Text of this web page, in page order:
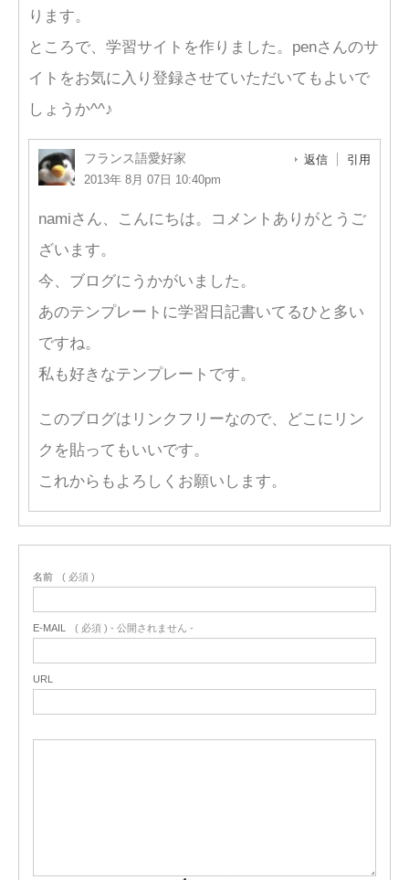
ります。
ところで、学習サイトを作りました。penさんのサ
イトをお気に入り登録させていただいてもよいで
しょうか^^♪
フランス語愛好家
2013年 8月 07日 10:40pm
返信 引用
namiさん、こんにちは。コメントありがとうご
ざいます。
今、ブログにうかがいました。
あのテンプレートに学習日記書いてるひと多い
ですね。
私も好きなテンプレートです。
このブログはリンクフリーなので、どこにリン
クを貼ってもいいです。
これからもよろしくお願いします。
名前 ( 必須 )
E-MAIL ( 必須 ) - 公開されません -
URL